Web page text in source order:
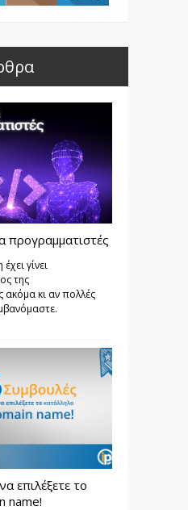
προγραμματιστές
γίνει
της
ακόμα κι αν πολλές
επιλέξετε το
name!